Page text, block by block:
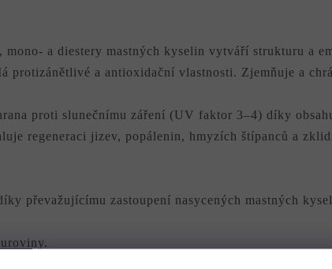
a diestery mastných kyselin vytváří strukturu a
protizánětlivé a antioxidační vlastnosti. Zjemňuje a
proti slunečnímu záření (UV faktor 3–4) díky
regeneraci jizev, popálenin, hmyzích štípanců a
převažujícímu zastoupení nasycených mastných